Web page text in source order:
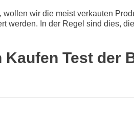
wir die meist verkauten
werden. In der Regel sind dies,
Kaufen Test der